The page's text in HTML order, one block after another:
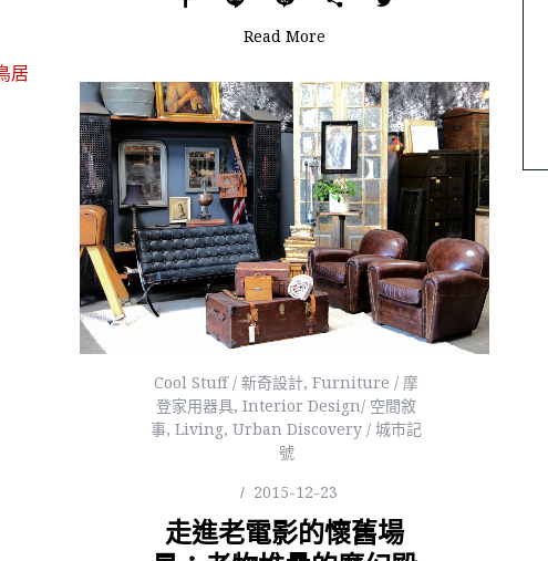
Read More
Cool Stuff / 新奇設計, Furniture / 摩
登家用器具, Interior Design/ 空間敘
事, Living, Urban Discovery / 城市記
號
2015-12-23
走進老電影的懷舊場